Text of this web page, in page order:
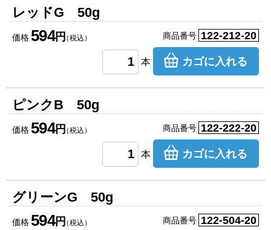
レッドG 50g
価格 594円（税込） 商品番号 122-212-20
本 カゴに入れる
ピンクB 50g
価格 594円（税込） 商品番号 122-222-20
本 カゴに入れる
グリーンG 50g
価格 594円（税込） 商品番号 122-504-20